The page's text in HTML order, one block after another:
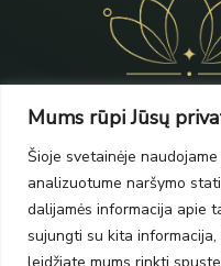
Mums rūpi Jūsų
Šioje svetainėje
analizuotume naršymo
dalijamės informacija apie
sujungti su kita
leidžiate mums rinkti